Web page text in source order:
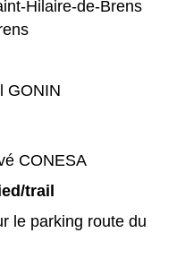
Hilaire-de-Brens
GONIN
CONESA
trail
le parking route du